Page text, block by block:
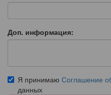
Доп. информация:
Я принимаю Соглашение
данных